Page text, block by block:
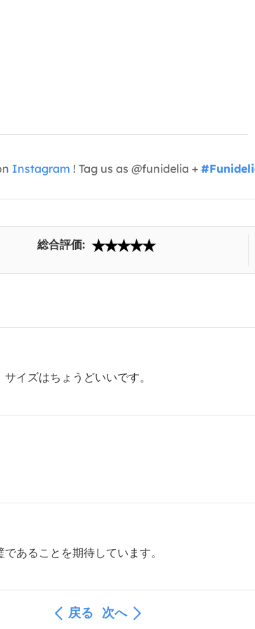
Instagram ! Tag us as @funidelia +
総合評価:
イズはちょうどいいです。
あることを期待しています。
戻る 次へ